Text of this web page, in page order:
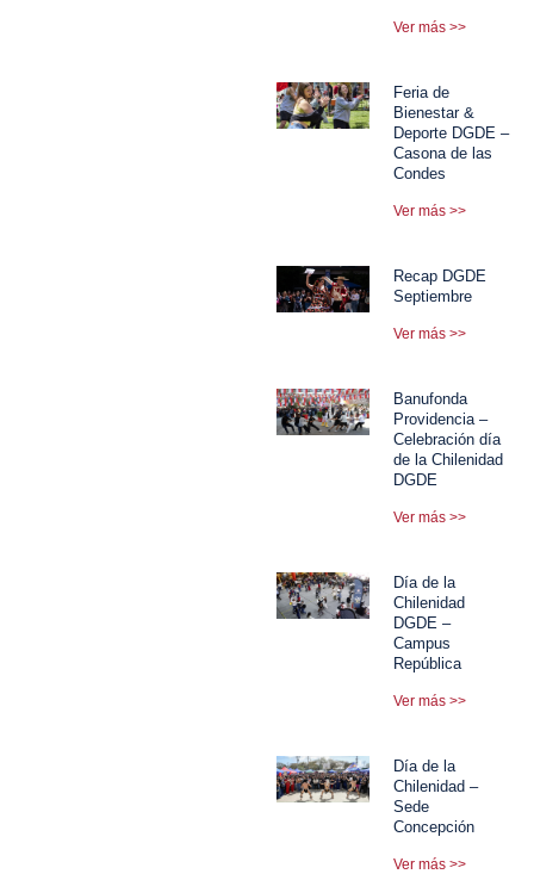
Ver más >>
Feria de
Bienestar &
Deporte DGDE –
Casona de las
Condes
Ver más >>
Recap DGDE
Septiembre
Ver más >>
Banufonda
Providencia –
Celebración día
de la Chilenidad
DGDE
Ver más >>
Día de la
Chilenidad
DGDE –
Campus
República
Ver más >>
Día de la
Chilenidad –
Sede
Concepción
Ver más >>